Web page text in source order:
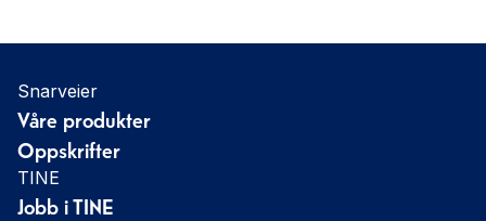
Snarveier
Våre produkter
Oppskrifter
TINE
Jobb i TINE